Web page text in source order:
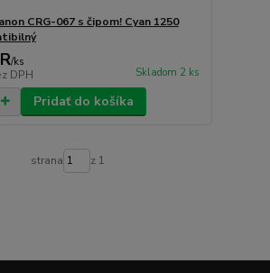
CRG-067 s čipom! Cyan 1250
/ks
DPH Skladom 2 ks
Pridať do košíka
strana z 1